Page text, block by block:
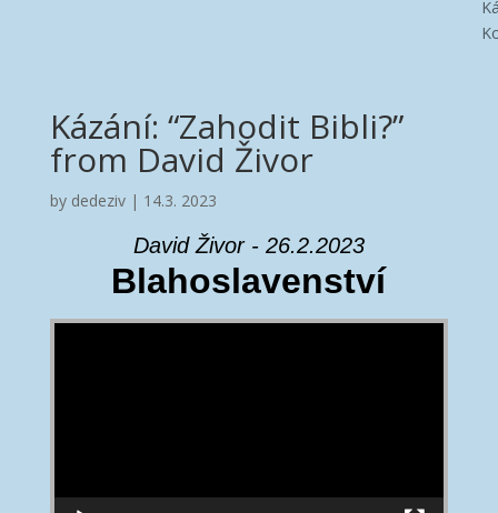
Kázání: “Zahodit Bibli?”
from David Živor
by dedeziv| 14.3. 2023
David Živor - 26.2.2023
Blahoslavenství
Video Player